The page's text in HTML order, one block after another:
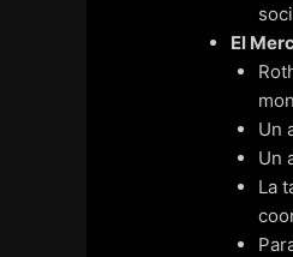
El
Un
Un
La